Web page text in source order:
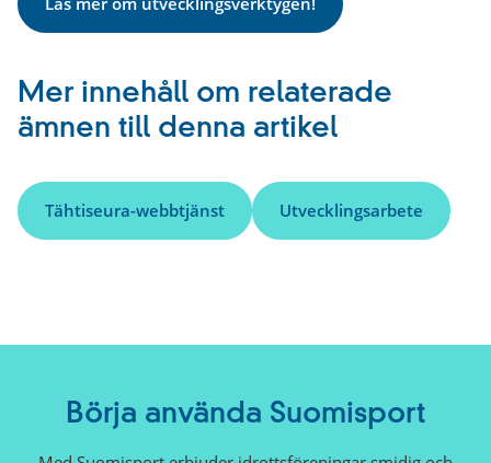
Mer innehåll om relaterade
ämnen till denna artikel
Tähtiseura-webbtjänst Utvecklingsarbete
Börja använda Suomisport